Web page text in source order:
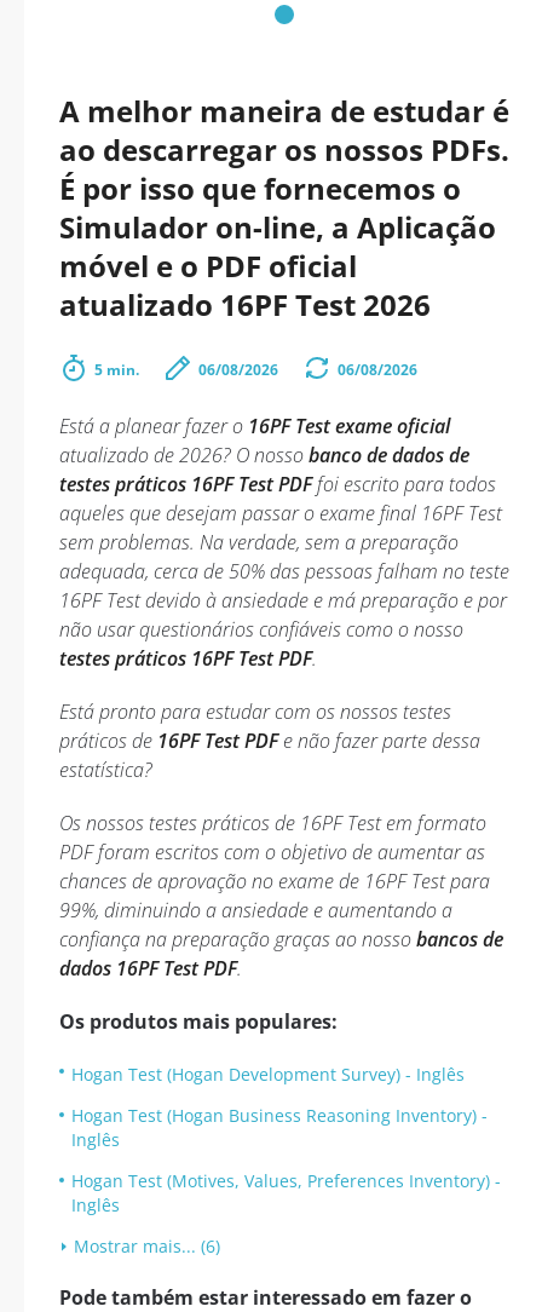
A melhor maneira de estudar é
ao descarregar os nossos PDFs.
É por isso que fornecemos o
Simulador on-line, a Aplicação
móvel e o PDF oficial
atualizado 16PF Test 2026
5 min. 06/08/2026 06/08/2026
Está a planear fazer o 16PF Test exame oficial
atualizado de 2026? O nossobanco de dados de
testes práticos 16PF Test PDFfoi escrito para todos
aqueles que desejam passar o exame final 16PF Test
sem problemas. Na verdade, sem a preparação
adequada, cerca de 50% das pessoas falham no teste
16PF Test devido à ansiedade e má preparação e por
não usar questionários confiáveis como o nosso
testes práticos 16PF Test PDF.
Está pronto para estudar com os nossos testes
práticos de 16PF Test PDFe não fazer parte dessa
estatística?
Os nossos testes práticos de 16PF Test em formato
PDF foram escritos com o objetivo de aumentar as
chances de aprovação no exame de 16PF Test para
99%, diminuindo a ansiedade e aumentando a
confiança na preparação graças ao nossobancos de
dados 16PF Test PDF.
Os produtos mais populares:
Hogan Test (Hogan Development Survey) - Inglês
Hogan Test (Hogan Business Reasoning Inventory) -
Inglês
Hogan Test (Motives, Values, Preferences Inventory) -
Inglês
Mostrar mais... (6)
Pode também estar interessado em fazer o